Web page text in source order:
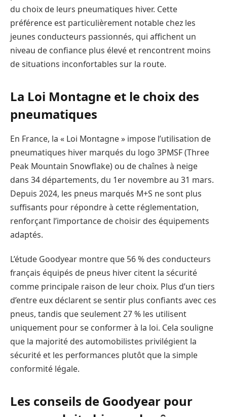
du choix de leurs pneumatiques hiver. Cette
préférence est particulièrement notable chez les
jeunes conducteurs passionnés, qui affichent un
niveau de confiance plus élevé et rencontrent moins
de situations inconfortables sur la route.
La Loi Montagne et le choix des
pneumatiques
En France, la « Loi Montagne » impose l’utilisation de
pneumatiques hiver marqués du logo 3PMSF (Three
Peak Mountain Snowflake) ou de chaînes à neige
dans 34 départements, du 1er novembre au 31 mars.
Depuis 2024, les pneus marqués M+S ne sont plus
suffisants pour répondre à cette réglementation,
renforçant l’importance de choisir des équipements
adaptés.
L’étude Goodyear montre que 56 % des conducteurs
français équipés de pneus hiver citent la sécurité
comme principale raison de leur choix. Plus d’un tiers
d’entre eux déclarent se sentir plus confiants avec ces
pneus, tandis que seulement 27 % les utilisent
uniquement pour se conformer à la loi. Cela souligne
que la majorité des automobilistes privilégient la
sécurité et les performances plutôt que la simple
conformité légale.
Les conseils de Goodyear pour